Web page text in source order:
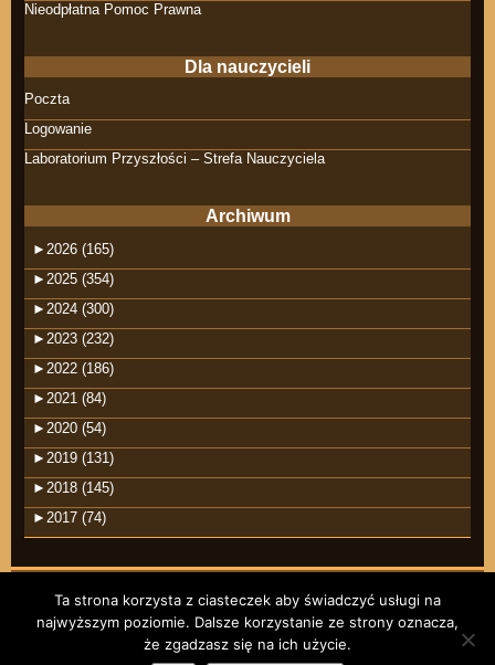
Nieodpłatna Pomoc Prawna
Dla nauczycieli
Poczta
Logowanie
Laboratorium Przyszłości – Strefa Nauczyciela
Archiwum
► 2026 (165)
► 2025 (354)
► 2024 (300)
► 2023 (232)
► 2022 (186)
► 2021 (84)
► 2020 (54)
► 2019 (131)
► 2018 (145)
► 2017 (74)
©2026 raindrops
Wpisy RSS
Ta strona korzysta z ciasteczek aby świadczyć usługi na
najwyższym poziomie. Dalsze korzystanie ze strony oznacza,
że zgadzasz się na ich użycie.